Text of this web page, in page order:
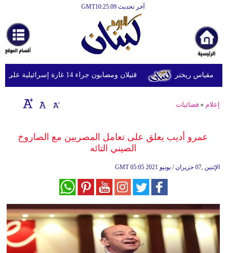
آخر تحديث GMT10:25:09
أخبارعاجلة
رياضة
ثقافة
إقتصاد
وموسيقى
سياحة
وسفر
قتيلان ومصابون جراء 14 غارة إسرائيلية على شرق وجنوب لبنان
إعلام »فضائيات
عمرو أديب يعلق على تعامل المصريين مع الصاروخ
الصيني التائه
GMT 05:05 2021 الإثنين ,07 حزيران / يونيو